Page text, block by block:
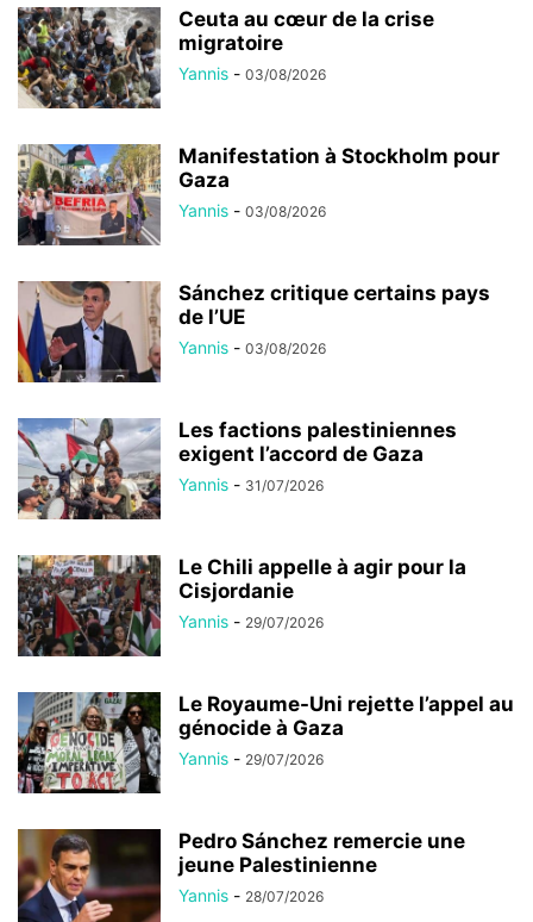
Ceuta au cœur de la crise
migratoire
Yannis - 03/08/2026
Manifestation à Stockholm pour
Gaza
Yannis - 03/08/2026
Sánchez critique certains pays
de l’UE
Yannis - 03/08/2026
Les factions palestiniennes
exigent l’accord de Gaza
Yannis - 31/07/2026
Le Chili appelle à agir pour la
Cisjordanie
Yannis - 29/07/2026
Le Royaume-Uni rejette l’appel au
génocide à Gaza
Yannis - 29/07/2026
Pedro Sánchez remercie une
jeune Palestinienne
Yannis - 28/07/2026